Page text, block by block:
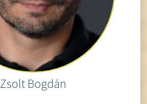
Zsolt Bogdán